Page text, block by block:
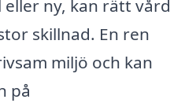
ny, kan rätt vård
skillnad. En ren
miljö och kan
på